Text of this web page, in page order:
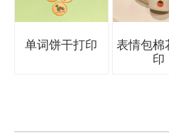
单词饼干打印
表情包棉
印